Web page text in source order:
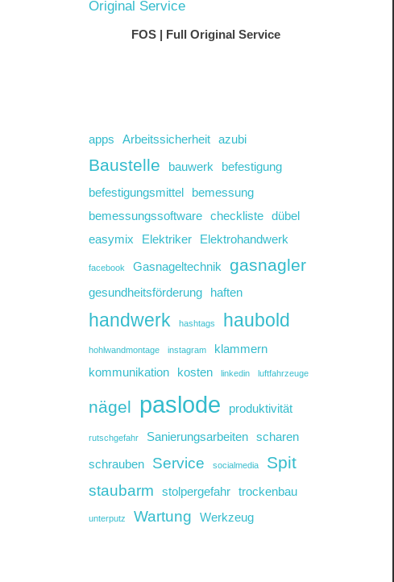
FOS | Full Original Service
apps Arbeitssicherheit azubi
Baustelle bauwerk
befestigung
befestigungsmittel
bemessung
bemessungssoftware
checkliste
dübel
easymix
Elektriker Elektrohandwerk
facebook Gasnageltechnik gasnagler
gesundheitsförderung haften
handwerk hashtags haubold
hohlwandmontage instagram
klammern
kommunikation
kosten linkedin luftfahrzeuge
nägel paslode produktivität
rutschgefahr Sanierungsarbeiten
scharen
schrauben
Service socialmedia Spit
staubarm stolpergefahr trockenbau
unterputz Wartung Werkzeug